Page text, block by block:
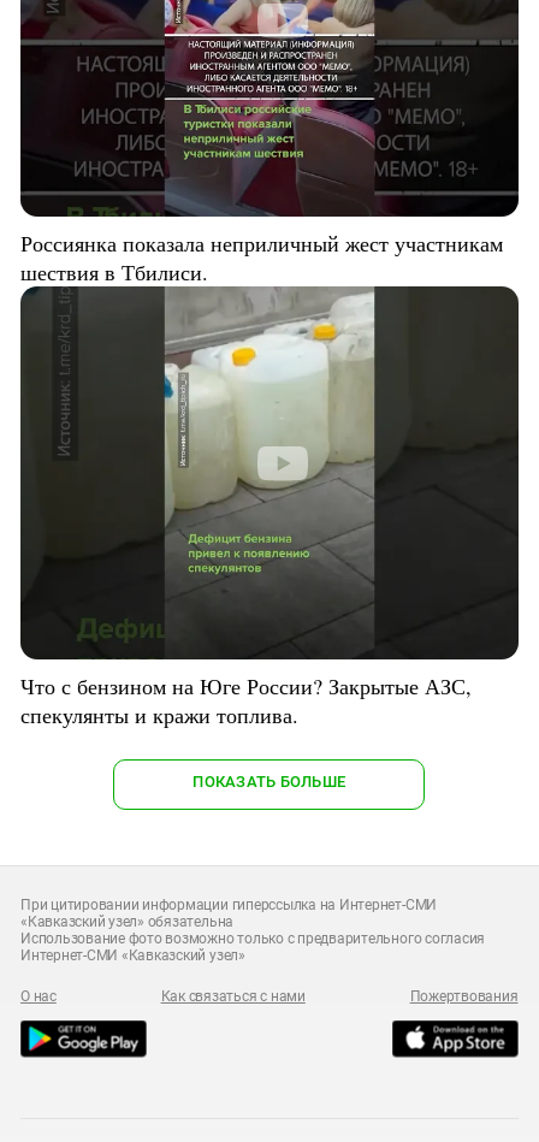
Россиянка показала неприличный жест участникам
шествия в Тбилиси.
Что с бензином на Юге России? Закрытые АЗС,
спекулянты и кражи топлива.
ПОКАЗАТЬ БОЛЬШЕ
При цитировании информации гиперссылка на Интернет-СМИ
«Кавказский узел» обязательна
Использование фото возможно только с предварительного согласия
Интернет-СМИ «Кавказский узел»
О нас Как связаться с нами Пожертвования